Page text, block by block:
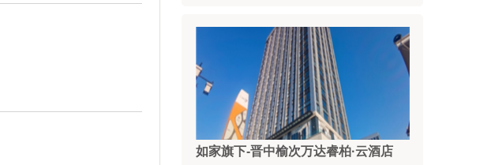
如家旗下-晋中榆次万达睿柏·云酒店